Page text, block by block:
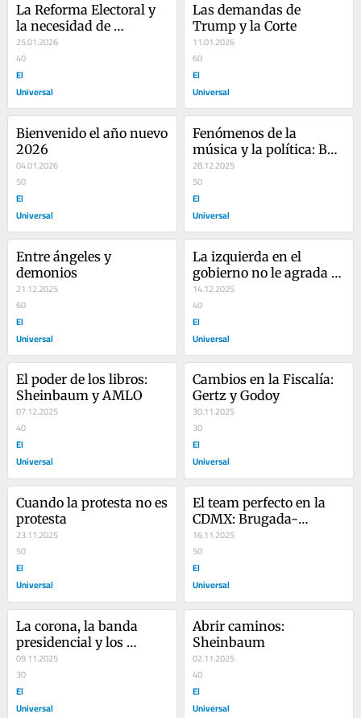
La Reforma Electoral y
la necesidad de
actualizar la
representación
proporcional
25.01.2026
40
El
Universal
Las demandas de
Trump y la Corte
11.01.2026
60
El
Universal
Bienvenido el año nuevo
2026
04.01.2026
50
El
Universal
Fenómenos de la
música y la política: Bad
Bunny y el
supersecretario Harfuch
28.12.2025
50
El
Universal
Entre ángeles y
demonios
21.12.2025
60
El
Universal
La izquierda en el
gobierno no le agrada a
Google, prefería el
neoliberalismo
14.12.2025
40
El
Universal
El poder de los libros:
Sheinbaum y AMLO
07.12.2025
40
El
Universal
Cambios en la Fiscalía:
Gertz y Godoy
30.11.2025
30
El
Universal
Cuando la protesta no es
protesta
23.11.2025
50
El
Universal
El team perfecto en la
CDMX: Brugada-
Alcalde-Vázquez-
Iruegas-Greaves
16.11.2025
50
El
Universal
La corona, la banda
presidencial y los
impresentables
09.11.2025
30
El
Universal
Abrir caminos:
Sheinbaum
02.11.2025
40
El
Universal